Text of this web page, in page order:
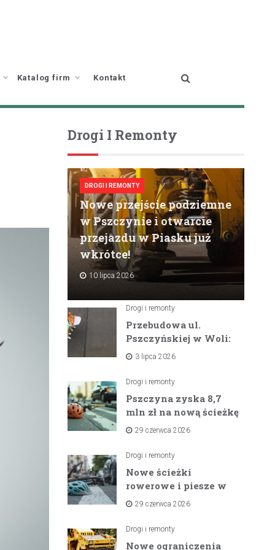
Katalog firm Kontakt
Drogi I Remonty
DROGI I REMONTY
Nowe przejście podziemne
w Pszczynie i otwarcie
przejazdu w Piasku już
wkrótce!
10 lipca 2026
Drogi i remonty
Przebudowa ul.
Pszczyńskiej w Woli:
Wielka inwestycja
horyzoncie
3 lipca 2026
Drogi i remonty
Pszczyna zyska 8,7
mln zł na nową ścieżkę
rowerową między
29 czerwca 2026
Drogi i remonty
Nowe ścieżki
rowerowe i piesze w
gminach Suszec i
unijnemu wsparciu
29 czerwca 2026
Drogi i remonty
Nowe ograniczenia